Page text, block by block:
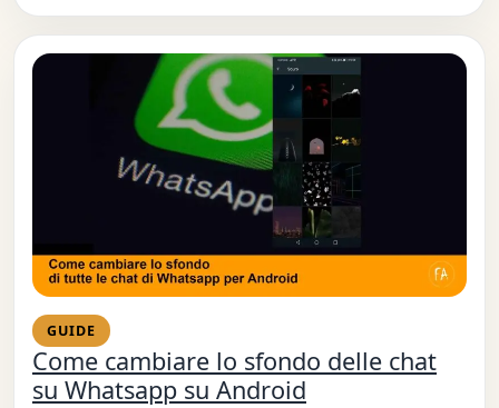
GUIDE
Come cambiare lo sfondo delle chat
su Whatsapp su Android